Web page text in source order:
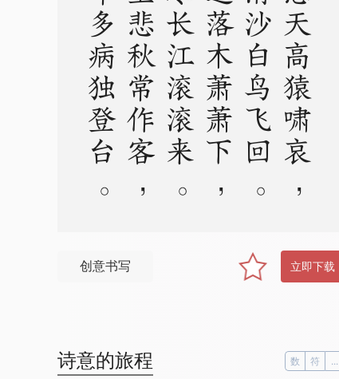
风
急
天
高
猿
啸
哀
，
渚
清
沙
白
鸟
飞
回
。
无
边
落
木
萧
萧
下
，
不
尽
长
江
滚
滚
来
。
万
里
悲
秋
常
作
客
，
百
年
多
病
独
登
台
。
艰
难
苦
恨
繁
霜
鬓
，
潦
倒
新
停
浊
酒
杯
创意书写 立即下载
诗意的旅程 数 符 ...